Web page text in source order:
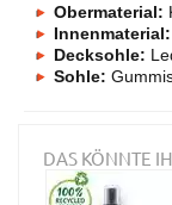
Obermaterial:
Innenmaterial:
Decksohle:
Sohle:
DAS KÖNNTE